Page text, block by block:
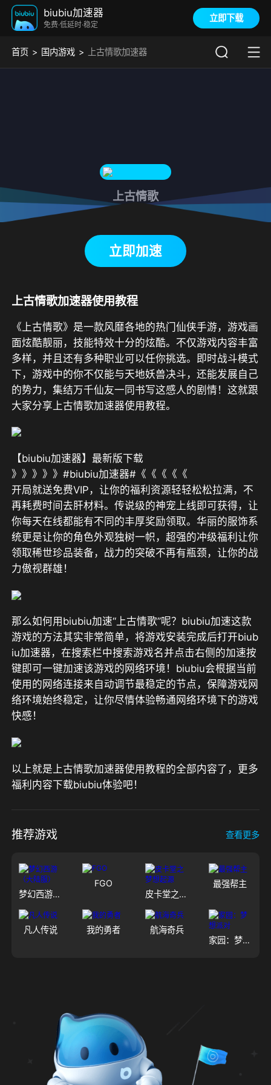
biubiu加速器
免费·低延时·稳定
立即下载
首页 国内游戏 上古情歌加速器
上古情歌
立即加速
上古情歌加速器使用教程
《上古情歌》是一款风靡各地的热门仙侠手游，游戏画
面炫酷靓丽，技能特效十分的炫酷。不仅游戏内容丰富
多样，并且还有多种职业可以任你挑选。即时战斗模式
下，游戏中的你不仅能与天地妖兽决斗，还能发展自己
的势力，集结万千仙友一同书写这感人的剧情！这就跟
大家分享上古情歌加速器使用教程。
【biubiu加速器】最新版下载
》》》》》#biubiu加速器#《《《《《
开局就送免费VIP，让你的福利资源轻轻松松拉满，不
再耗费时间去肝材料。传说级的神宠上线即可获得，让
你每天在线都能有不同的丰厚奖励领取。华丽的服饰系
统更是让你的角色外观独树一帜，超强的冲级福利让你
领取稀世珍品装备，战力的突破不再有瓶颈，让你的战
力傲视群雄！
那么如何用biubiu加速“上古情歌”呢？biubiu加速这款
游戏的方法其实非常简单，将游戏安装完成后打开biub
iu加速器，在搜索栏中搜索游戏名并点击右侧的加速按
键即可一键加速该游戏的网络环境！biubiu会根据当前
使用的网络连接来自动调节最稳定的节点，保障游戏网
络环境始终稳定，让你尽情体验畅通网络环境下的游戏
快感！
以上就是上古情歌加速器使用教程的全部内容了，更多
福利内容下载biubiu体验吧！
推荐游戏 查看更多
梦幻西游（大陆服）
FGO
皮卡堂之梦想起源
最强帮主
凡人传说 我的勇者
航海奇兵
家园：梦想派对